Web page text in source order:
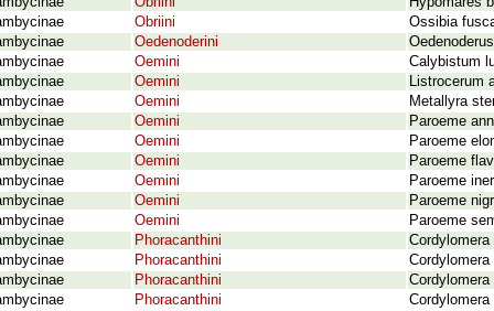
Obriini
Ossibia
Oedenoderini
Oemini
Calybistum
Oemini
Listrocerum
Oemini
Metallyra
Oemini
Paroeme
Oemini
Paroeme
Oemini
Paroeme
Oemini
Paroeme
Oemini
Paroeme
Oemini
Paroeme
Phoracanthini
Phoracanthini
Phoracanthini
Phoracanthini